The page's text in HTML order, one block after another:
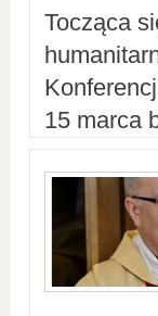
Tocząca
15 marca